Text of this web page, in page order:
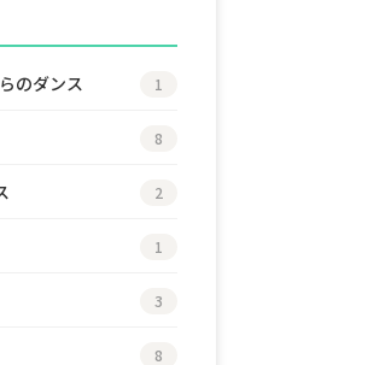
のダンス 1
8
2
1
3
8